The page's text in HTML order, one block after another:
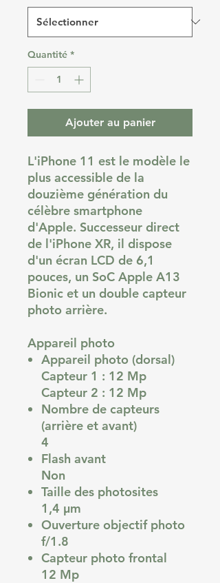
Quantité *
Ajouter au panier
L'iPhone 11 est le modèle le
plus accessible de la
douzième génération du
célèbre smartphone
d'Apple. Successeur direct
de l'iPhone XR, il dispose
d'un écran LCD de 6,1
pouces, un SoC Apple A13
Bionic et un double capteur
photo arrière.
Appareil photo
Appareil photo (dorsal)
Capteur 1 : 12 Mp
Capteur 2 : 12 Mp
Nombre de capteurs
(arrière et avant)
4
Flash avant
Non
Taille des photosites
1,4 µm
Ouverture objectif photo
f/1.8
Capteur photo frontal
12 Mp